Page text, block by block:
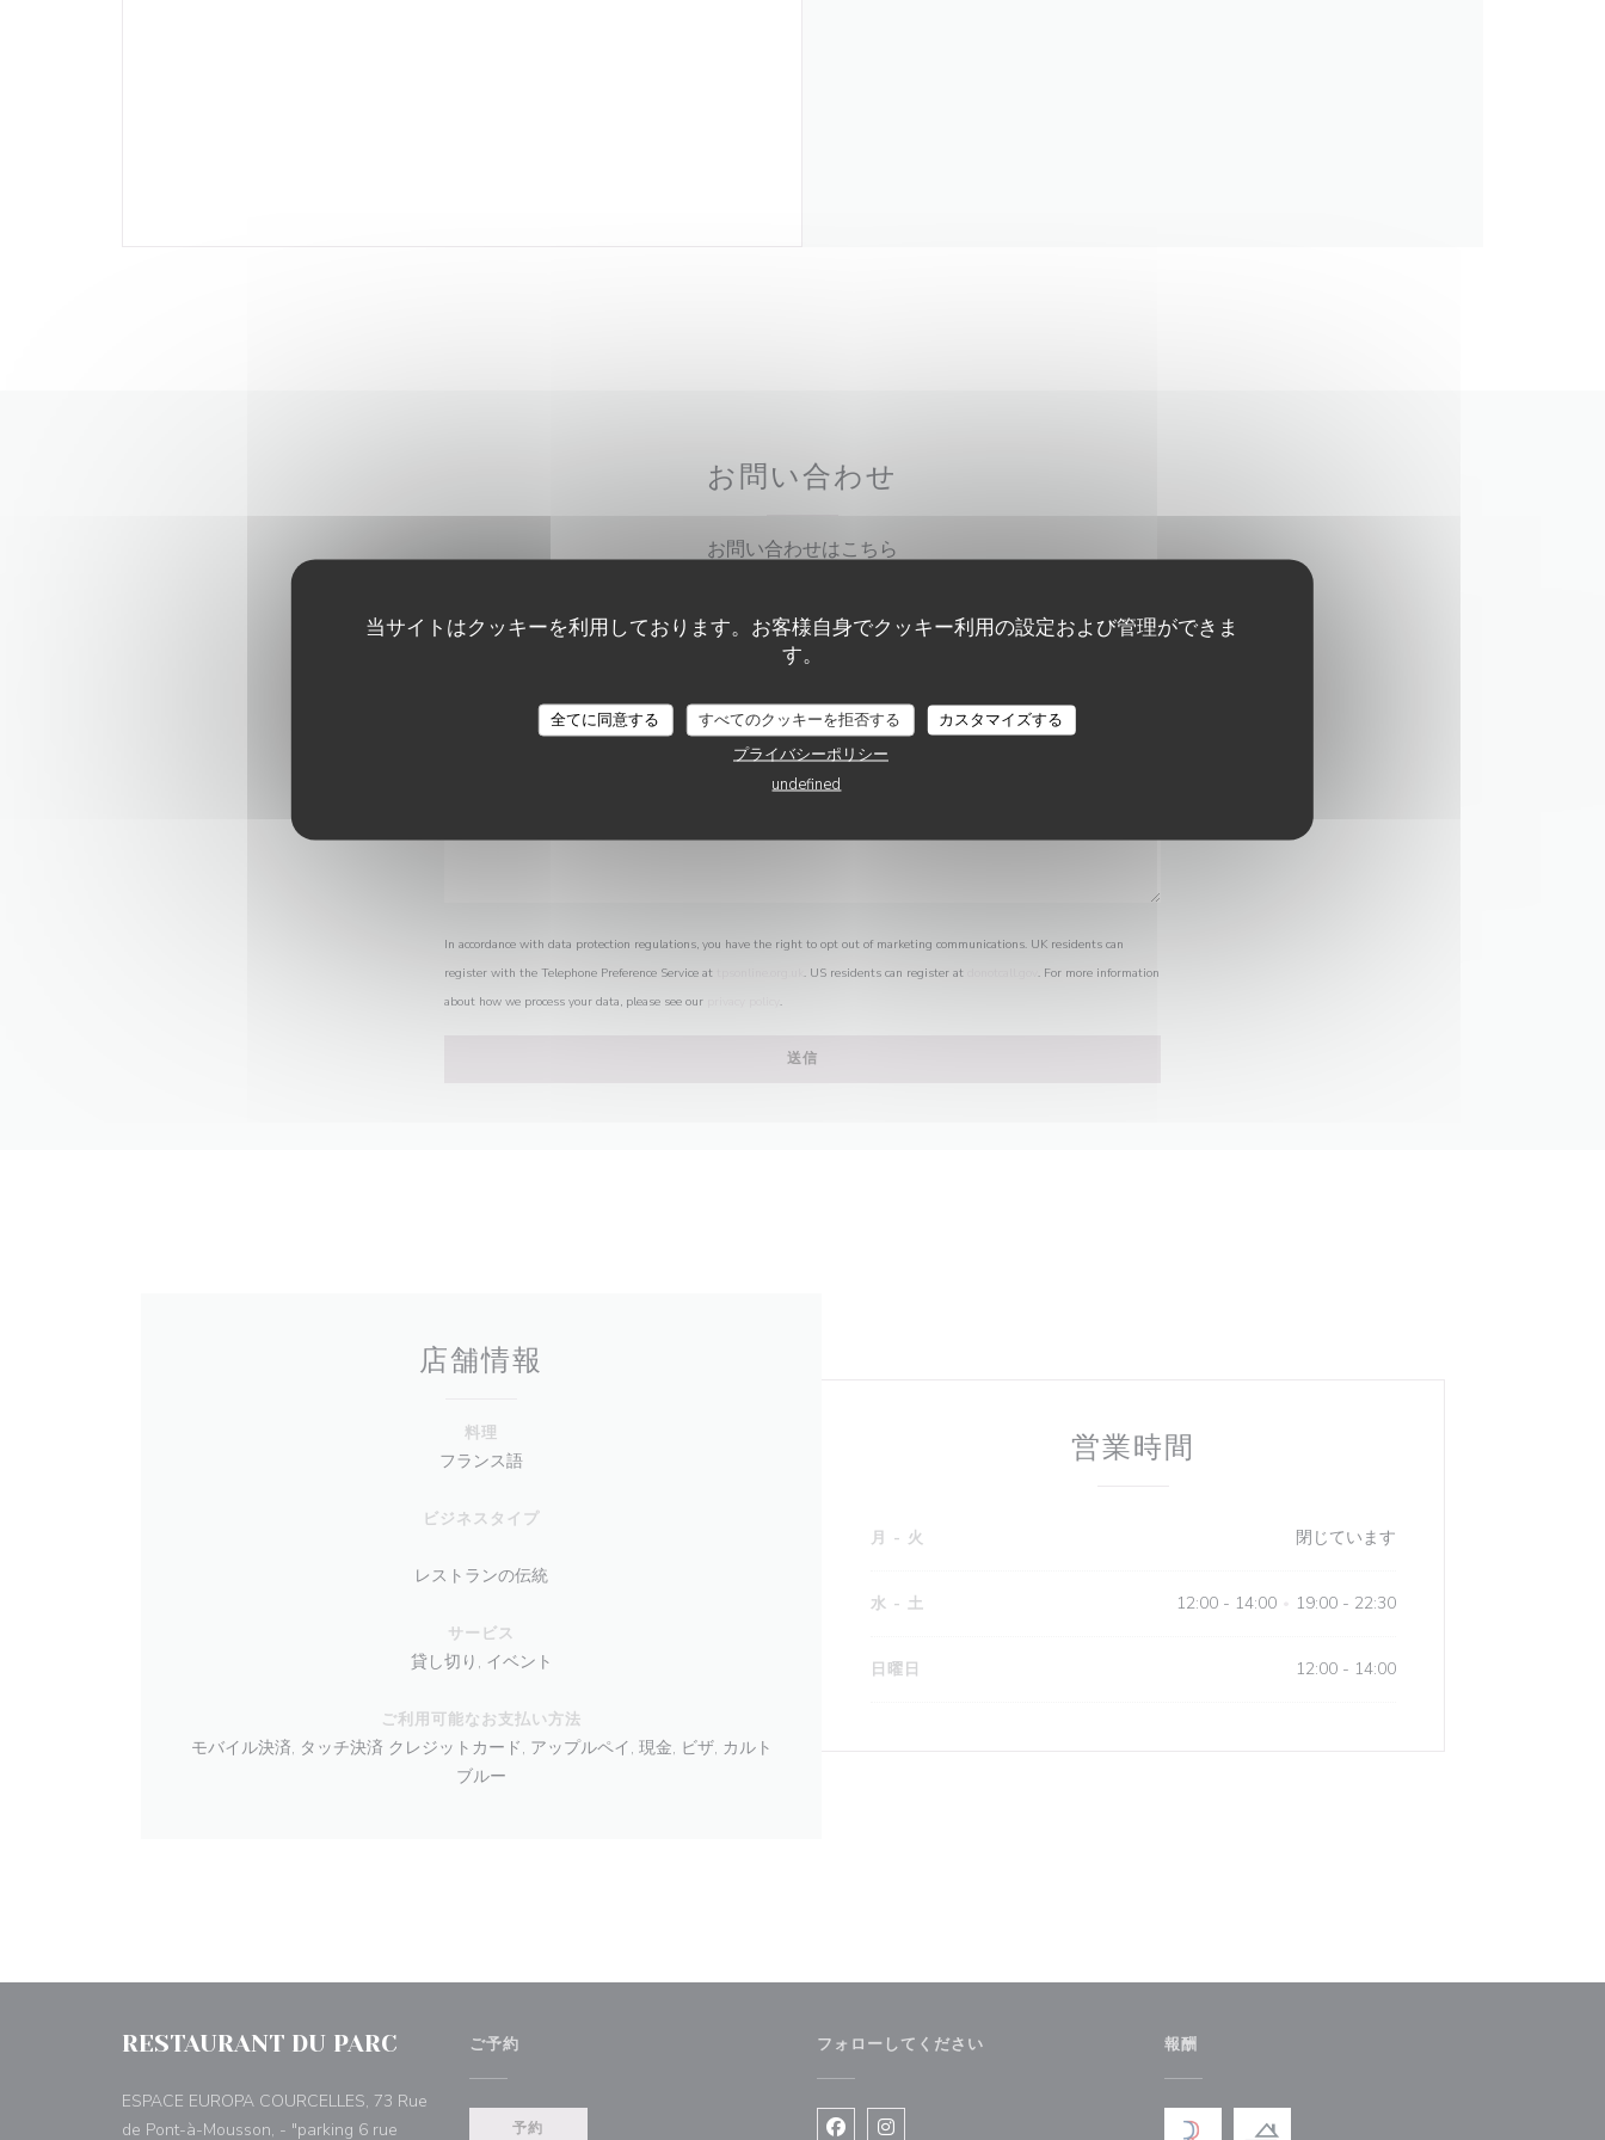
当サイトはクッキーを利用しております。お客様自身でクッキー利用の設定および管理ができま
す。
全てに同意する すべてのクッキーを拒否する
カスタマイズする
プライバシーポリシー
undefined
お問い合わせ
お問い合わせはこちら
In accordance with data protection regulations, you have the right to opt out of marketing communications. UK residents can
register with the Telephone Preference Service at
. US residents can register at
. For more information
about how we process your data, please see our
.
店舗情報
料理
フランス語
ビジネスタイプ
レストランの伝統
サービス
貸し切り, イベント
ご利用可能なお支払い方法
モバイル決済, タッチ決済 クレジットカード, アップルペイ, 現金, ビザ, カルト
ブルー
営業時間
月 - 火 閉じています
水 -土 12:00 - 14:00 19:00 - 22:30
日曜日 12:00 - 14:00
RESTAURANT DU PARC
ESPACE EUROPA COURCELLES, 73 Rue
de Pont-à-Mousson, - "parking 6 rue
ご予約
予約
フォローしてください 報酬